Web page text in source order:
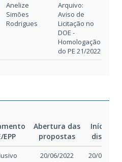
Anelize
Simões
Rodrigues
Arquivo:
Aviso de
Licitação no
DOE -
Homologação
do PE 21/2022
EPP
Abertura das
propostas
Início da
disputa
20/06/2022
20/06/2022